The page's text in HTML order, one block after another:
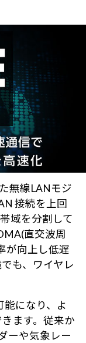
無線LANモジ
接続を上回
域を分割して
直交波周
が向上し低遅
も、ワイヤレ
能になり、よ
ます。従来か
ーや気象レー